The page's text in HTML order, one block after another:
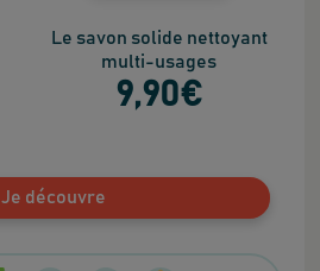
Le savon solide nettoyant
multi-usages
9,90€
Je découvre